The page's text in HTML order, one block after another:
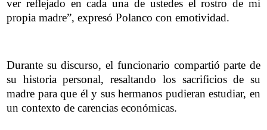
ver reflejado en cada una de ustedes el rostro de mi
propia madre”, expresó Polanco con emotividad.
Durante su discurso, el funcionario compartió parte de
su historia personal, resaltando los sacrificios de su
madre para que él y sus hermanos pudieran estudiar, en
un contexto de carencias económicas.